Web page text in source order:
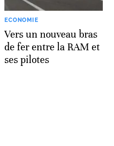
ECONOMIE
Vers un nouveau bras
de fer entre la RAM et
ses pilotes